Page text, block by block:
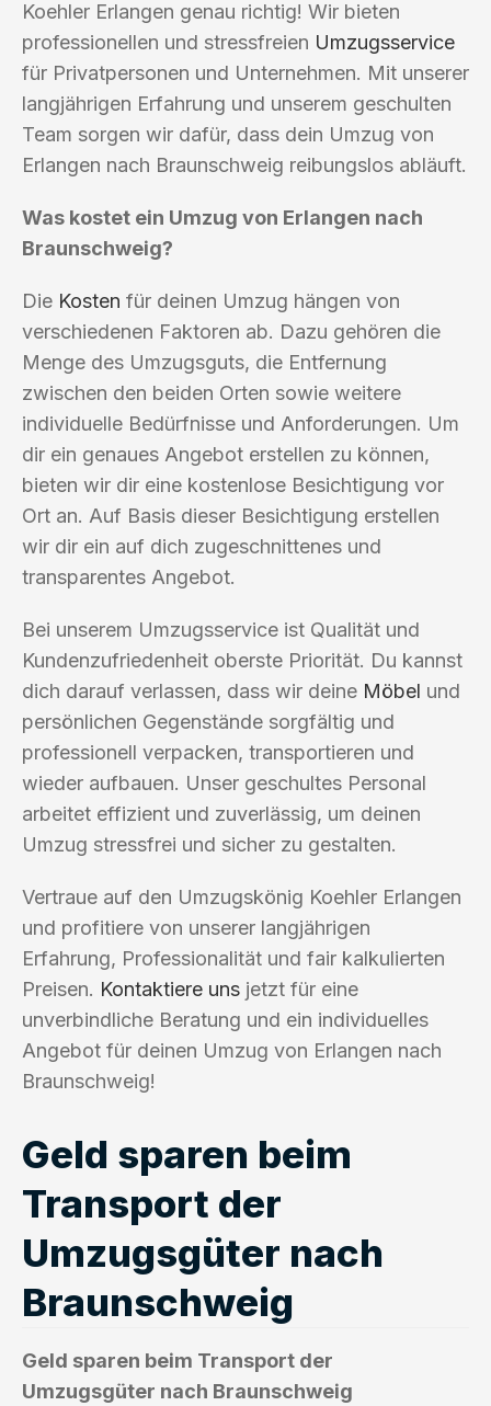
Koehler Erlangen genau richtig! Wir bieten
professionellen und stressfreien Umzugsservice
für Privatpersonen und Unternehmen. Mit unserer
langjährigen Erfahrung und unserem geschulten
Team sorgen wir dafür, dass dein Umzug von
Erlangen nach Braunschweig reibungslos abläuft.
Was kostet ein Umzug von Erlangen nach
Braunschweig?
Die Kosten für deinen Umzug hängen von
verschiedenen Faktoren ab. Dazu gehören die
Menge des Umzugsguts, die Entfernung
zwischen den beiden Orten sowie weitere
individuelle Bedürfnisse und Anforderungen. Um
dir ein genaues Angebot erstellen zu können,
bieten wir dir eine kostenlose Besichtigung vor
Ort an. Auf Basis dieser Besichtigung erstellen
wir dir ein auf dich zugeschnittenes und
transparentes Angebot.
Bei unserem Umzugsservice ist Qualität und
Kundenzufriedenheit oberste Priorität. Du kannst
dich darauf verlassen, dass wir deine Möbel und
persönlichen Gegenstände sorgfältig und
professionell verpacken, transportieren und
wieder aufbauen. Unser geschultes Personal
arbeitet effizient und zuverlässig, um deinen
Umzug stressfrei und sicher zu gestalten.
Vertraue auf den Umzugskönig Koehler Erlangen
und profitiere von unserer langjährigen
Erfahrung, Professionalität und fair kalkulierten
Preisen. Kontaktiere uns jetzt für eine
unverbindliche Beratung und ein individuelles
Angebot für deinen Umzug von Erlangen nach
Braunschweig!
Geld sparen beim
Transport der
Umzugsgüter nach
Braunschweig
Geld sparen beim Transport der
Umzugsgüter nach Braunschweig